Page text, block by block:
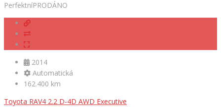
PerfektníPRODÁNO
2014
Automatická
162.400 km
Toyota RAV4 2.2 D-4D AWD Executive